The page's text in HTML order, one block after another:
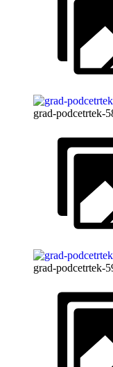
grad-podcetrtek-
grad-podcetrtek-